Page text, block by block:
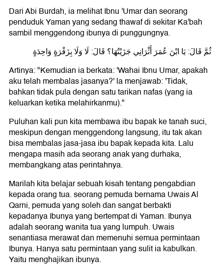
Dari Abi Burdah, ia melihat Ibnu 'Umar dan seorang
penduduk Yaman yang sedang thawaf di sekitar Ka'bah
sambil menggendong ibunya di punggungnya.
ثُمَّ قَالَ: يَا ابْنَ عُمَرَ أَثْرَانِي جَزَيْتُهَا؟ قَالَ: لَا وَلَا بِزَفْرَةٍ وَاحِدَةٍ
Artinya: "Kemudian ia berkata: 'Wahai Ibnu Umar, apakah
aku telah membalas jasanya?' la menjawab: 'Tidak,
bahkan tidak pula dengan satu tarikan nafas (yang ia
keluarkan ketika melahirkanmu)."
Puluhan kali pun kita membawa ibu bapak ke tanah suci,
meskipun dengan menggendong langsung, itu tak akan
bisa membalas jasa-jasa ibu bapak kepada kita. Lalu
mengapa masih ada seorang anak yang durhaka,
membangkang atas perintahnya.
Marilah kita belajar sebuah kisah tentang pengabdian
kepada orang tua. seorang pemuda bernama Uwais Al
Qarni, pemuda yang soleh dan sangat berbakti
kepadanya Ibunya yang bertempat di Yaman. Ibunya
adalah seorang wanita tua yang lumpuh. Uwais
senantiasa merawat dan memenuhi semua permintaan
Ibunya. Hanya satu permintaan yang sulit ia kabulkan.
Yaitu menghajikan ibunya.